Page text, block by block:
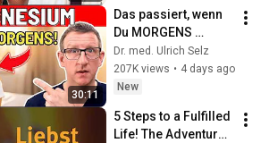
30:11
Das passiert, wenn
Du MORGENS
Magnesium
nimmst!
Dr. med. Ulrich Selz
207K views • 4 days ago
New
5 Steps to a Fulfilled
Life! The Adventure